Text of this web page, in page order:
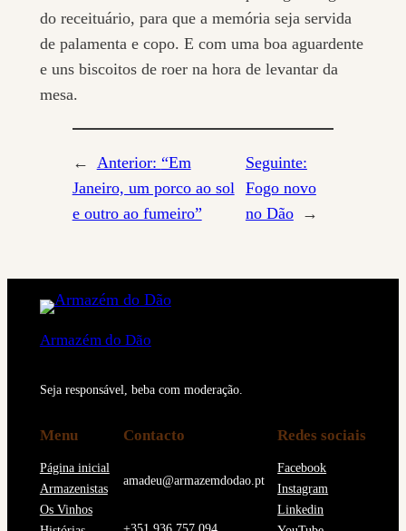
do receituário, para que a memória seja servida
de palamenta e copo. E com uma boa aguardente
e uns biscoitos de roer na hora de levantar da
mesa.
← Anterior: “Em
Janeiro, um porco ao sol
e outro ao fumeiro”
Seguinte:
Fogo novo
no Dão
→
Armazém do Dão
Seja responsável, beba com moderação.
Menu
Página inicial
Armazenistas
Os Vinhos
Contacto
amadeu@armazemdodao.pt
+351 936 757 094
Redes sociais
Facebook
Instagram
Linkedin